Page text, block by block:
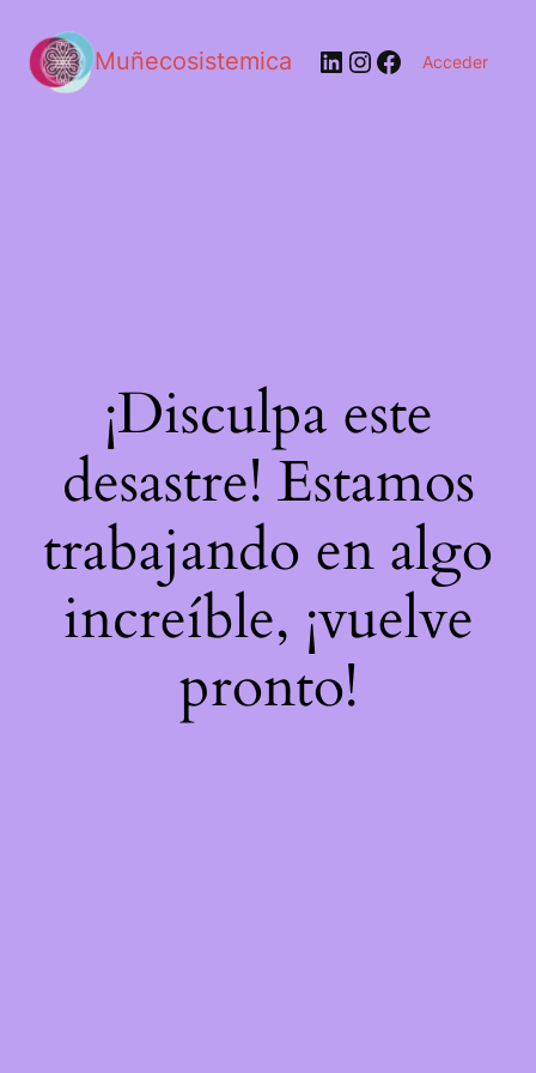
Muñecosistemica LinkedIn
Instagram
Facebook
Acceder
¡Disculpa este
desastre! Estamos
trabajando en algo
increíble, ¡vuelve
pronto!